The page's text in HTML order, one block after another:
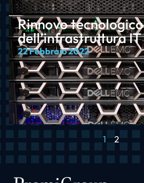
Rinnovo tecnologico
dell’infrastruttura IT
22 Febbraio 2022
1 2